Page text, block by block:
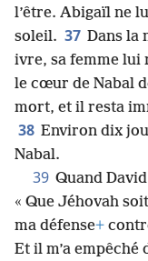
l’être. Abigaïl ne
soleil. 37 Dans la
ivre, sa femme lui
le cœur de Nabal
mort, et il resta
38 Environ dix
Nabal.
39 Quand
« Que Jéhovah
ma défense+
Et il m’a empêché